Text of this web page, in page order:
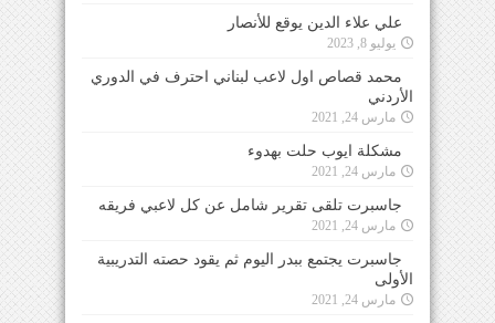
علي علاء الدين يوقع للأنصار
يوليو 8, 2023
محمد قصاص اول لاعب لبناني احترف في الدوري
الأردني
مارس 24, 2021
مشكلة ايوب حلت بهدوء
مارس 24, 2021
جاسبرت تلقى تقرير شامل عن كل لاعبي فريقه
مارس 24, 2021
جاسبرت يجتمع ببدر اليوم ثم يقود حصته التدريبية
الأولى
مارس 24, 2021